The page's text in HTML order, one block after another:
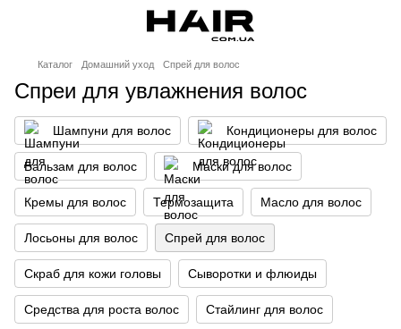
Каталог Домашний уход Спрей для волос
Спреи для увлажнения волос
Шампуни для волос Кондиционеры для волос
Бальзам для волос Маски для волос
Кремы для волос Термозащита Масло для волос
Лосьоны для волос Спрей для волос
Скраб для кожи головы Сыворотки и флюиды
Средства для роста волос Стайлинг для волос